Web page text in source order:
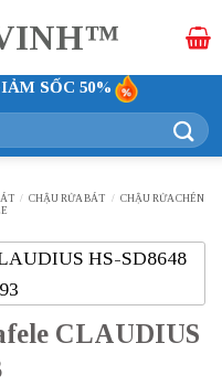
SỐC 50%
/ CHẬU RỬA BÁT / CHẬU RỬA CHÉN
CLAUDIUS